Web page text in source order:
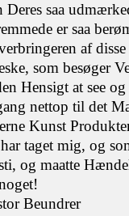
Deres saa
er saa
af
som besøger
Hensigt at see
nettop til det
Kunst
taget mig, og
og maatte
Beundrer